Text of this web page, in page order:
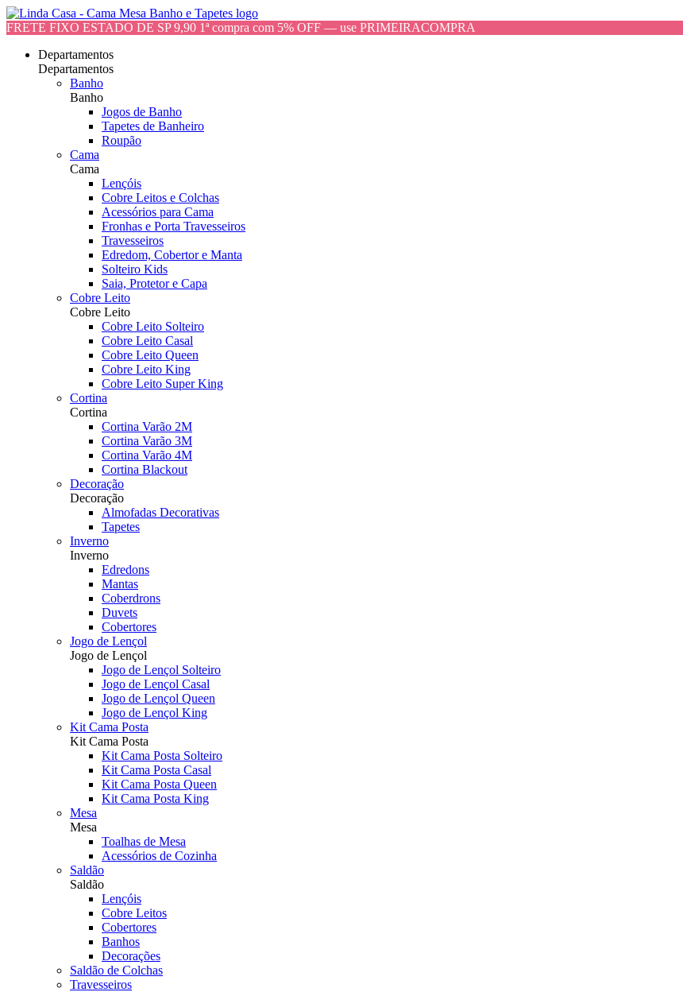
FRETE FIXO ESTADO DE SP 9,90 1ª compra com 5% OFF — use PRIMEIRACOMPRA
Departamentos
Departamentos
Banho
Banho
Jogos de Banho
Tapetes de Banheiro
Roupão
Cama
Cama
Lençóis
Cobre Leitos e Colchas
Acessórios para Cama
Fronhas e Porta Travesseiros
Travesseiros
Edredom, Cobertor e Manta
Solteiro Kids
Saia, Protetor e Capa
Cobre Leito
Cobre Leito
Cobre Leito Solteiro
Cobre Leito Casal
Cobre Leito Queen
Cobre Leito King
Cobre Leito Super King
Cortina
Cortina
Cortina Varão 2M
Cortina Varão 3M
Cortina Varão 4M
Cortina Blackout
Decoração
Decoração
Almofadas Decorativas
Tapetes
Inverno
Inverno
Edredons
Mantas
Coberdrons
Duvets
Cobertores
Jogo de Lençol
Jogo de Lençol
Jogo de Lençol Solteiro
Jogo de Lençol Casal
Jogo de Lençol Queen
Jogo de Lençol King
Kit Cama Posta
Kit Cama Posta
Kit Cama Posta Solteiro
Kit Cama Posta Casal
Kit Cama Posta Queen
Kit Cama Posta King
Mesa
Mesa
Toalhas de Mesa
Acessórios de Cozinha
Saldão
Saldão
Lençóis
Cobre Leitos
Cobertores
Banhos
Decorações
Saldão de Colchas
Travesseiros